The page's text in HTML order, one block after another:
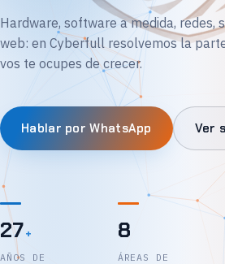
Hardware, software a medida, redes,
web: en Cyberfull resolvemos la
vos te ocupes de crecer.
Hablar por WhatsApp Ver
27+
AÑOS DE
8
ÁREAS DE